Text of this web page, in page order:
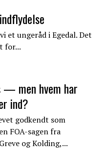
et ungeråd i Egedal. Det
for...
— men hvem har
ind?
godkendt som
FOA-sagen fra
og Kolding,...